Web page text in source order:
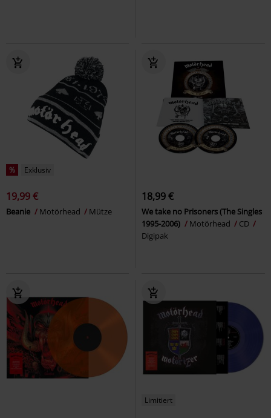
% Exklusiv
19,99 €
Beanie Motörhead Mütze
18,99 €
We take no Prisoners (The Singles
1995-2006)
Motörhead
CD
Digipak
Limitiert